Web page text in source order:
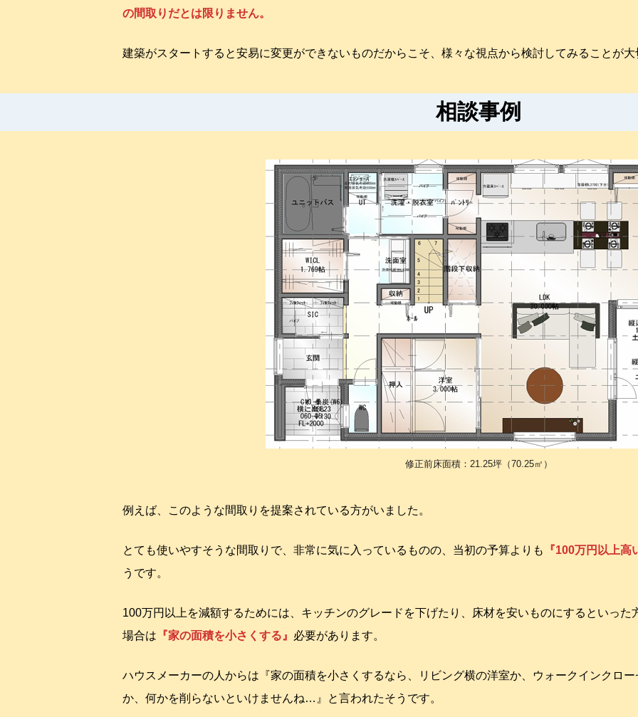
の間取りだとは限りません。
建築がスタートすると安易に変更ができないものだからこそ、様々な視点から検討してみることが大
相談事例
修正前床面積：21.25坪（70.25㎡）
例えば、このような間取りを提案されている方がいました。
とても使いやすそうな間取りで、非常に気に入っているものの、当初の予算よりも
『100万円以上
うです。
100万円以上を減額するためには、キッチンのグレードを下げたり、床材を安いものにするといっ
場合は 『家の面積を小さくする』 必要があります。
ハウスメーカーの人からは『家の面積を小さくするなら、リビング横の洋室か、ウォークインクロ
か、何かを削らないといけませんね…』と言われたそうです。